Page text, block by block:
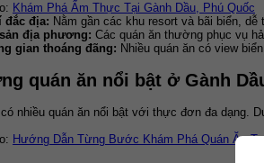
Khám Phá Ẩm Thực Tại Gành Dầu, Phú Quốc
đắc địa: Nằm gần các khu resort và bãi biển, dễ
địa phương: Các quán ăn thường phục vụ
gian thoáng đãng: Nhiều quán ăn có view
quán ăn nổi bật ở Gành
nhiều quán ăn nổi bật với thực đơn đa dạng.
Hướng Dẫn Từng Bước Khám Phá Quán Ăn